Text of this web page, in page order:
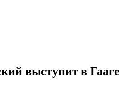
выступит в